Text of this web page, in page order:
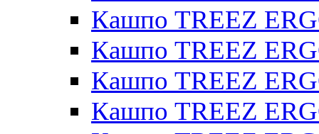
Кашпо TREEZ
Кашпо TREEZ
Кашпо TREEZ
Кашпо TREEZ